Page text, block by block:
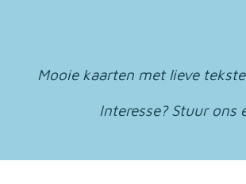
Mooie kaarten met lieve
Interesse? Stuur